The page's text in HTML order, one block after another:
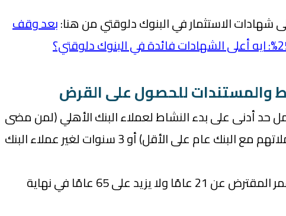
شهادات الاستثمار في البنوك دلوقتي من هنا:بعد وقف
والمستندات للحصول على القرض
حد أدنى على بدء النشاط لعملاء البنك الأهلي (لمن مضى
على تعاملاتهم مع البنك عام على الأقل) أو 3 سنوات لغير عملاء البنك
ألا يقل عمر المقترض عن 21 عامًا ولا يزيد على 65 عامًا في نهاية